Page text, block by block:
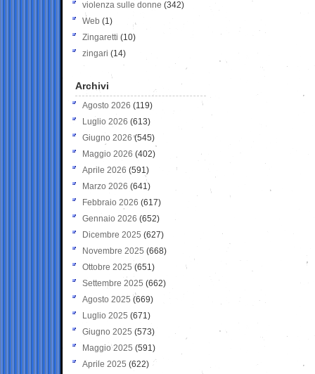
violenza sulle donne (342)
Web (1)
Zingaretti (10)
zingari (14)
Archivi
Agosto 2026 (119)
Luglio 2026 (613)
Giugno 2026 (545)
Maggio 2026 (402)
Aprile 2026 (591)
Marzo 2026 (641)
Febbraio 2026 (617)
Gennaio 2026 (652)
Dicembre 2025 (627)
Novembre 2025 (668)
Ottobre 2025 (651)
Settembre 2025 (662)
Agosto 2025 (669)
Luglio 2025 (671)
Giugno 2025 (573)
Maggio 2025 (591)
Aprile 2025 (622)